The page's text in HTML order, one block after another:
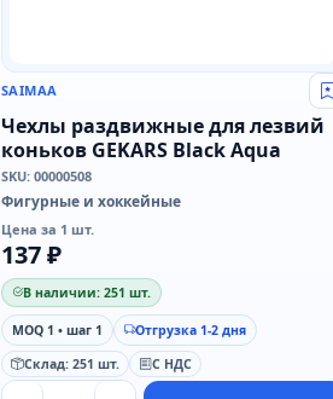
SAIMAA
Чехлы раздвижные для лезвий
коньков GEKARS Black Aqua
SKU: 00000508
Фигурные и хоккейные
Цена за 1 шт.
137 ₽
В наличии: 251 шт.
MOQ 1 • шаг 1
Отгрузка 1-2 дня
Склад: 251 шт.
С НДС